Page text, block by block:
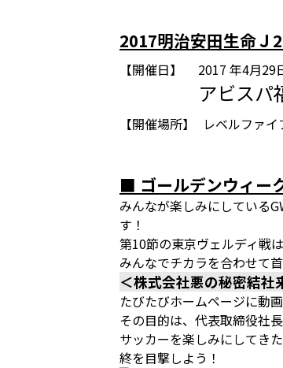
2017明治安田生命Ｊ
【開催日】 2017 年4月29
アビスパ
【開催場所】 レベルファ
■ ゴールデンウィー
みんなが楽しみにしている
す！
第10節の東京ヴェルディ戦
みんなでチカラを合わせて
＜株式会社悪の秘密結
たびたびホームページに動
その目的は、代表取締役社
サッカーを楽しみにしてき
終を目撃しよう！